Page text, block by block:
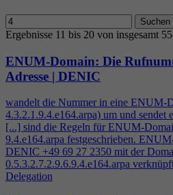
Suchen
Ergebnisse 11 bis 20 von insgesamt 55
ENUM-Domain: Die
Adresse | DENIC
wandelt die Nummer in eine ENUM-
4.3.2.1.9.4.e164.arpa) um und
[...] sind die Regeln für ENUM-
9.4.e164.arpa festgeschrieben.
DENIC +49 69 27 2350 mit der
0.5.3.2.7.2.9.6.9.4.e164.arpa
Delegation